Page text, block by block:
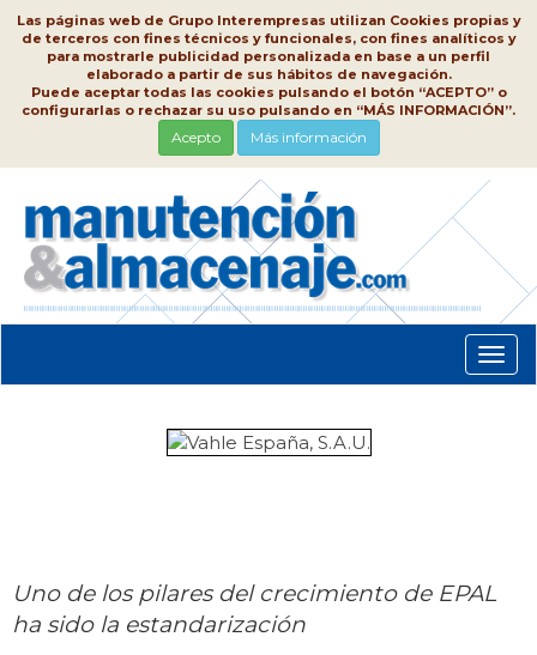
Las páginas web de Grupo Interempresas utilizan Cookies propias y
de terceros con fines técnicos y funcionales, con fines analíticos y
para mostrarle publicidad personalizada en base a un perfil
elaborado a partir de sus hábitos de navegación.
Puede aceptar todas las cookies pulsando el botón “ACEPTO” o
configurarlas o rechazar su uso pulsando en “MÁS INFORMACIÓN”.
Acepto Más información
Uno de los pilares del crecimiento de EPAL
ha sido la estandarización